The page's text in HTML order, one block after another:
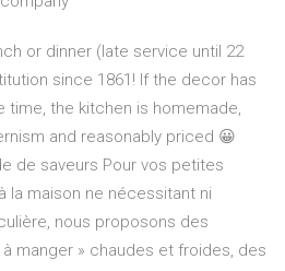
or dinner (late service until 22
since 1861! If the decor has
time, the kitchen is homemade,
and reasonably priced 😀
de saveurs Pour vos petites
la maison ne nécessitant ni
nous proposons des
manger » chaudes et froides, des